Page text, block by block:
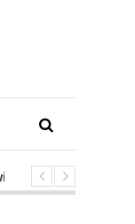
Imagenología